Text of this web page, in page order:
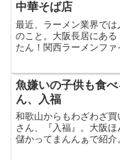
中華そば店
最近、ラーメン業界で
のこと。大阪長居にあ
たん！関西ラーメンフ
魚嫌いの子供も食
ん、入福
和歌山からもわざわざ
さん、『入福』。大阪
儲かってまんんぁで紹介